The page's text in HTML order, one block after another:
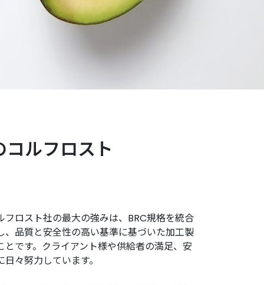
ルフロスト
ロスト社の最大の強みは、BRC規格を統合
、品質と安全性の高い基準に基づいた加工製
です。クライアント様や供給者の満足、安
々努力しています。